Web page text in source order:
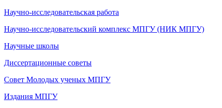
Научно-исследовательская работа
Научно-исследовательский комплекс МПГУ (НИК МПГУ)
Научные школы
Диссертационные советы
Совет Молодых ученых МПГУ
Издания МПГУ